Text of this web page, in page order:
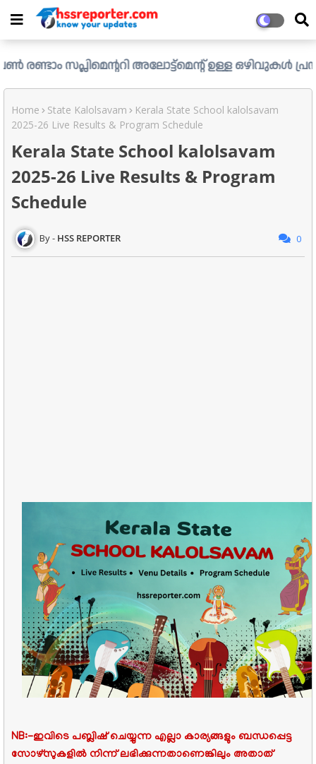
അലോട്ട്മെന്റ് ഉള്ള ഒഴിവുകൾ
Home State Kalolsavam
Kerala State School kalolsavam
2025-26 Live Results & Program Schedule
Kerala State School kalolsavam
2025-26 Live Results & Program
Schedule
HSS REPORTER 0
NB:-ഇവിടെ പബ്ലിഷ് ചെയ്യുന്ന എല്ലാ കാര്യങ്ങളും ബന്ധപ്പെട്ട
സോഴ്സുകളിൽ നിന്ന് ലഭിക്കുന്നതാണെങ്കിലും അതാത്